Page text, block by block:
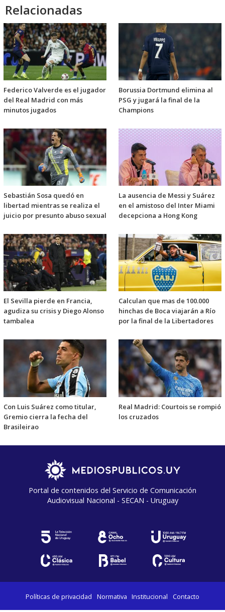
Relacionadas
Federico Valverde es el jugador
del Real Madrid con más
minutos jugados
Borussia Dortmund elimina al
PSG y jugará la final de la
Champions
Sebastián Sosa quedó en
libertad mientras se realiza el
juicio por presunto abuso sexual
La ausencia de Messi y Suárez
en el amistoso del Inter Miami
decepciona a Hong Kong
El Sevilla pierde en Francia,
agudiza su crisis y Diego Alonso
tambalea
Calculan que mas de 100.000
hinchas de Boca viajarán a Río
por la final de la Libertadores
Con Luis Suárez como titular,
Gremio cierra la fecha del
Brasileirao
Real Madrid: Courtois se rompió
los cruzados
Portal de contenidos del Servicio de Comunicación
Audiovisual Nacional - SECAN - Uruguay
Políticas de privacidad Normativa Institucional Contacto